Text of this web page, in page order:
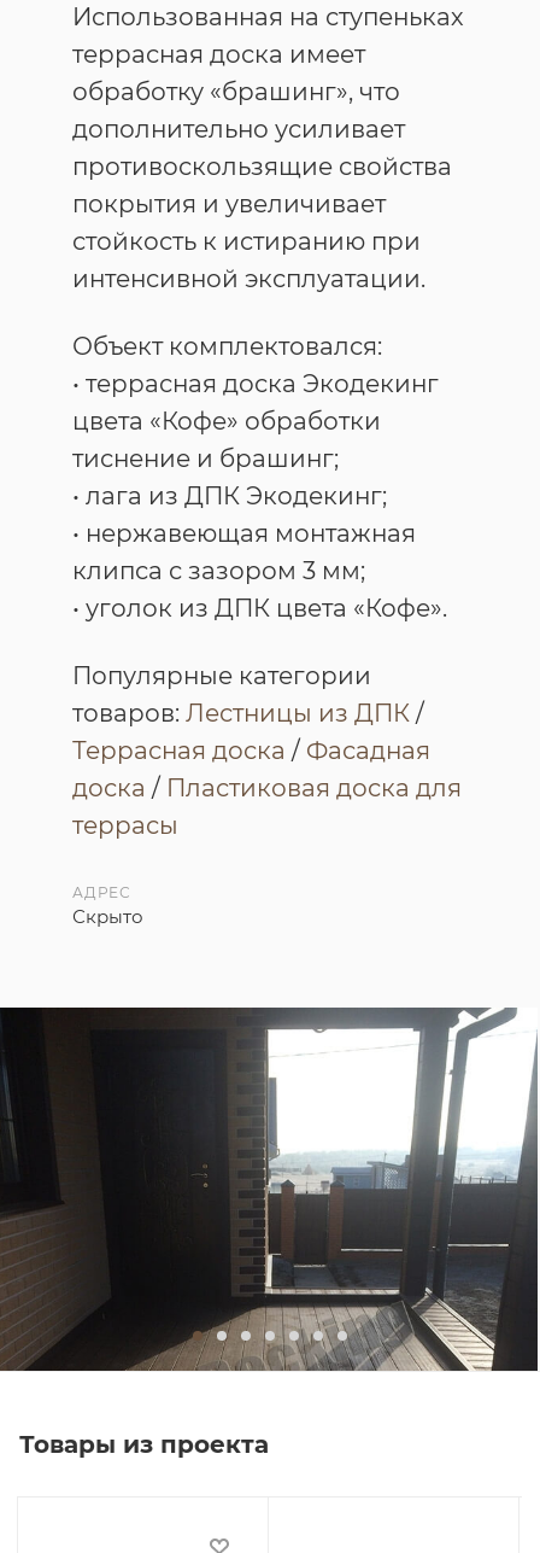
Использованная на ступеньках
террасная доска имеет
обработку «брашинг», что
дополнительно усиливает
противоскользящие свойства
покрытия и увеличивает
стойкость к истиранию при
интенсивной эксплуатации.
Объект комплектовался:
• террасная доска Экодекинг
цвета «Кофе» обработки
тиснение и брашинг;
• лага из ДПК Экодекинг;
• нержавеющая монтажная
клипса с зазором 3 мм;
• уголок из ДПК цвета «Кофе».
Популярные категории
товаров: Лестницы из ДПК /
Террасная доска / Фасадная
доска / Пластиковая доска для
террасы
АДРЕС
Скрыто
Товары из проекта